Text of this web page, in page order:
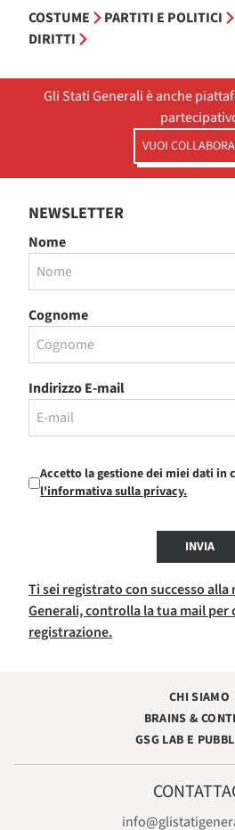
COSTUME PARTITI E POLITICI
DIRITTI
Gli Stati Generali è anche
VUOI
NEWSLETTER
Nome
Cognome
Indirizzo E-mail
Accetto la gestione dei miei dati in
l'informativa sulla privacy.
INVIA
Ti sei registrato con successo
Generali, controlla la tua mail per
registrazione.
CHI SIAMO
BRAINS &
GSG LAB E